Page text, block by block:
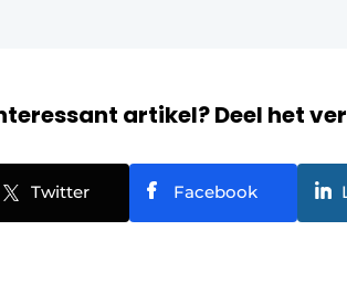
artikel? Deel het
Twitter Facebook